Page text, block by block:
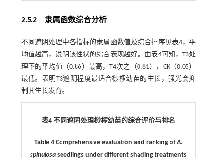
2.5.2 隶属函数综合分析
不同遮阴处理中各指标的隶属函数值及综合排序见表4，平
均值越高，说明该性状的综合表现越好。由表4可知，T3处
理下的平均值（0.86）最高，T4次之（0.81），CK（0.05）
最低。表明T3遮阴程度最适合桫椤幼苗的生长，强光会抑
制其生长发育。
表4 不同遮阴处理桫椤幼苗的综合评价与排名
Table 4 Comprehensive evaluation and ranking ofA.
spinulosa seedlings under different shading treatments